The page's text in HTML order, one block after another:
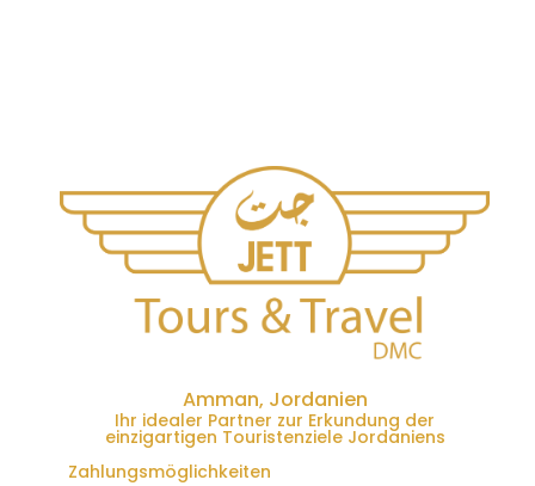
Amman, Jordanien
Ihr idealer Partner zur Erkundung der
einzigartigen Touristenziele Jordaniens
Zahlungsmöglichkeiten